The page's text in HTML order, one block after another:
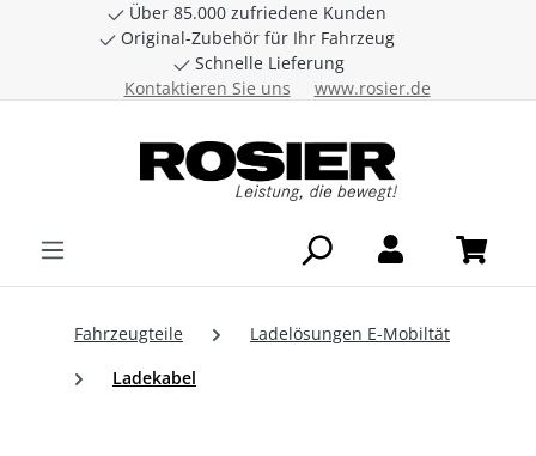
Zum Hauptinhalt springen
Über 85.000 zufriedene Kunden
Original-Zubehör für Ihr Fahrzeug
Schnelle Lieferung
Kontaktieren Sie uns
www.rosier.de
Fahrzeugteile
Ladelösungen E-Mobiltät
Ladekabel